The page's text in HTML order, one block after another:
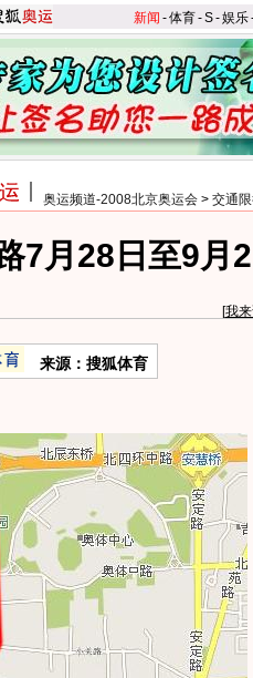
新闻 -体育-S-娱乐
奥运频道-2008北京奥运会 > 交通
7月28日至9月
[我
来源：搜狐体育